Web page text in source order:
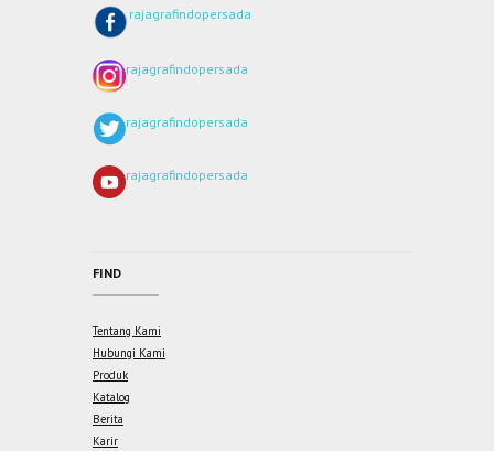
rajagrafindopersada
rajagrafindopersada
rajagrafindopersada
rajagrafindopersada
FIND
Tentang Kami
Hubungi Kami
Produk
Katalog
Berita
Karir